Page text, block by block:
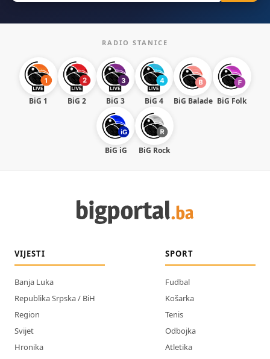
RADIO STANICE
BiG 1 BiG 2 BiG 3 BiG 4 BiG Balade BiG Folk
BiG iG BiG Rock
VIJESTI
Banja Luka
Republika Srpska / BiH
Region
Svijet
Hronika
SPORT
Fudbal
Košarka
Tenis
Odbojka
Atletika